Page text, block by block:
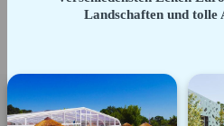
Landschaften und tolle